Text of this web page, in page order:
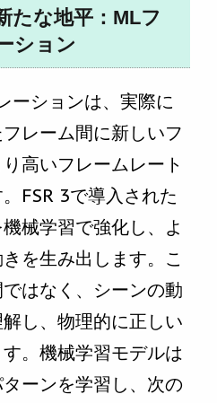
たな地平：MLフ
ション
ーションは、実際に
レーム間に新しいフ
高いフレームレート
FSR 3で導入された
械学習で強化し、よ
を生み出します。こ
はなく、シーンの動
し、物理的に正しい
。機械学習モデルは
ーンを学習し、次の